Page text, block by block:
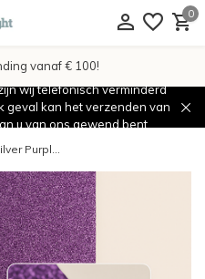
0
vanaf € 100!
wij telefonisch verminderd
geval kan het verzenden van
u van ons gewend bent.
Purpl...